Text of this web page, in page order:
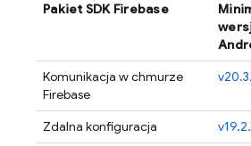
Pakiet SDK Firebase
Komunikacja w chmurze
Firebase
Zdalna konfiguracja